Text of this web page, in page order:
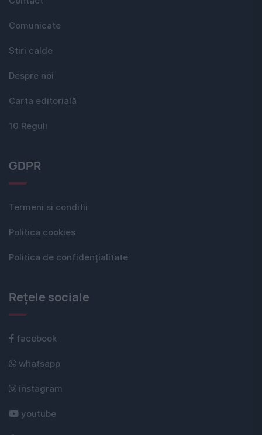
Comunicate
Stiri calde
Despre noi
Carta editorială
10 Reguli
GDPR
Termeni si conditii
Politica cookies
Politica de confidențialitate
Rețele sociale
facebook
whatsapp
instagram
youtube